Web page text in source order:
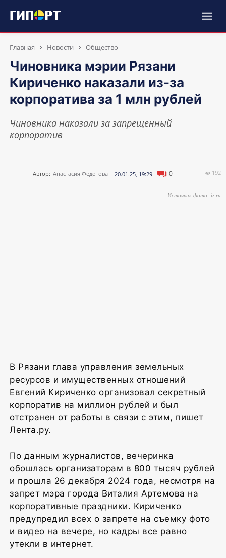
Главная Новости Общество
Чиновника мэрии Рязани
Кириченко наказали из-за
корпоратива за 1 млн рублей
Чиновника наказали за запрещенный
корпоратив
Автор: Анастасия Федотова 20.01.25, 19:29 0 192
Источник фото: iz.ru
В Рязани глава управления земельных
ресурсов и имущественных отношений
Евгений Кириченко организовал секретный
корпоратив на миллион рублей и был
отстранен от работы в связи с этим, пишет
Лента.ру.
По данным журналистов, вечеринка
обошлась организаторам в 800 тысяч рублей
и прошла 26 декабря 2024 года, несмотря на
запрет мэра города Виталия Артемова на
корпоративные праздники. Кириченко
предупредил всех о запрете на съемку фото
и видео на вечере, но кадры все равно
утекли в интернет.